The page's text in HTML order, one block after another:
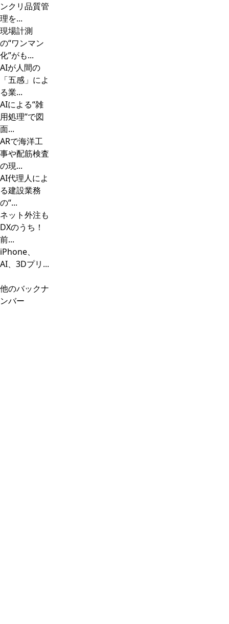
ンクリ品質管
理を...
現場計測
の“ワンマン
化”がも...
AIが人間の
「五感」によ
る業...
AIによる“雑
用処理”で図
面...
ARで海洋工
事や配筋検査
の現...
AI代理人によ
る建設業務
の“...
ネット外注も
DXのうち！
前...
iPhone、
AI、3Dプリ...
他のバックナ
ンバー